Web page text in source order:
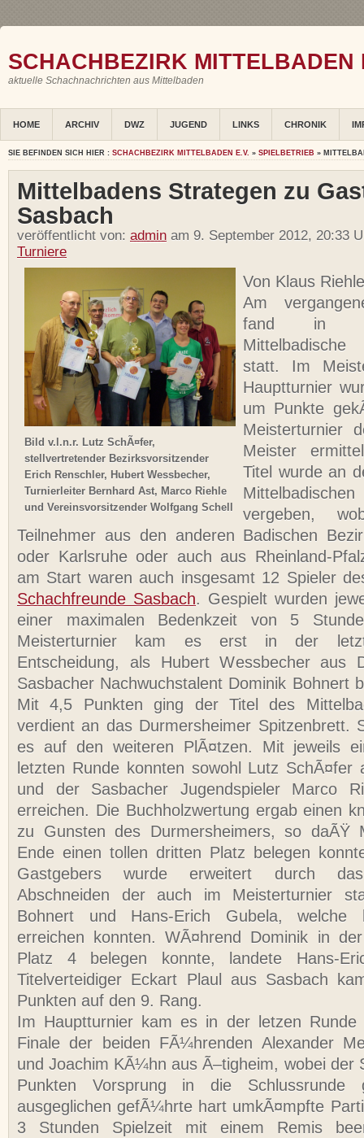
SCHACHBEZIRK MITTELBADEN
aktuelle Schachnachrichten aus Mittelbaden
HOME ARCHIV DWZ JUGEND LINKS CHRONIK
SIE BEFINDEN SICH HIER : SCHACHBEZIRK MITTELBADEN E.V. » SPIELBETRIEB »
Mittelbadens Strategen zu
Sasbach
veröffentlicht von: admin am 9. September 2012, 20:33
Turniere
Bild v.l.n.r. Lutz SchÃ¤fer,
stellvertretender Bezirksvorsitzender
Erich Renschler, Hubert Wessbecher,
Turnierleiter Bernhard Ast, Marco Riehle
und Vereinsvorsitzender Wolfgang Schell
Von Klaus Riehle
Am
fand in
Mittelbadische
statt. Im
Hauptturnier
um Punkte
Meisterturnier
Meister
Titel wurde an
vergeben,
Teilnehmer aus den anderen Badischen
oder Karlsruhe oder auch aus Rheinland-
am Start waren auch insgesamt 12 Spieler
Schachfreunde Sasbach. Gespielt wurden
einer maximalen Bedenkzeit von 5
Meisterturnier kam es erst in der
Entscheidung, als Hubert Wessbecher aus
Sasbacher Nachwuchstalent Dominik Bohnert
Mit 4,5 Punkten ging der Titel des
verdient an das Durmersheimer Spitzenbrett.
es auf den weiteren PlÃ¤tzen. Mit jeweils
letzten Runde konnten sowohl Lutz SchÃ¤fer
und der Sasbacher Jugendspieler Marco
erreichen. Die Buchholzwertung ergab einen
zu Gunsten des Durmersheimers, so daÃŸ
Ende einen tollen dritten Platz belegen
Gastgebers wurde erweitert durch das
Abschneiden der auch im Meisterturnier
Bohnert und Hans-Erich Gubela,
erreichen konnten. WÃ¤hrend Dominik in
Platz 4 belegen konnte, landete Hans-
Titelverteidiger Eckart Plaul aus Sasbach
Punkten auf den 9. Rang.
Im Hauptturnier kam es in der letzen Runde
Finale der beiden FÃ¼hrenden Alexander
und Joachim KÃ¼hn aus Ã–tigheim, wobei der
Punkten Vorsprung in die Schlussrunde
ausgeglichen gefÃ¼hrte hart umkÃ¤mpfte
3 Stunden Spielzeit mit einem Remis